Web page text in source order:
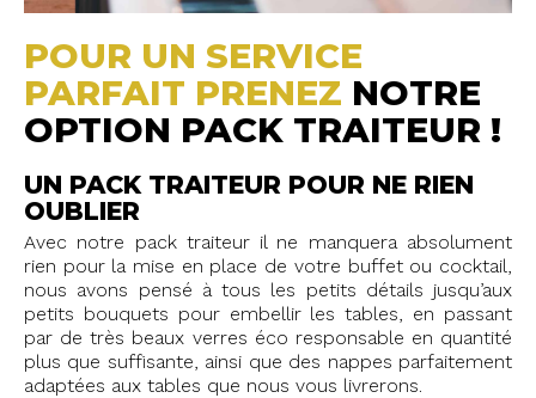
POUR UN SERVICE
PARFAIT PRENEZ NOTRE
OPTION PACK TRAITEUR !
UN PACK TRAITEUR POUR NE RIEN
OUBLIER
Avec notre pack traiteur il ne manquera absolument
rien pour la mise en place de votre buffet ou cocktail,
nous avons pensé à tous les petits détails jusqu’aux
petits bouquets pour embellir les tables, en passant
par de très beaux verres éco responsable en quantité
plus que suffisante, ainsi que des nappes parfaitement
adaptées aux tables que nous vous livrerons.